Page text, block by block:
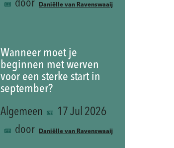
door
Daniëlle van Ravenswaaij
Wanneer moet je
beginnen met werven
voor een sterke start in
september?
Algemeen
17 Jul 2026
door
Daniëlle van Ravenswaaij